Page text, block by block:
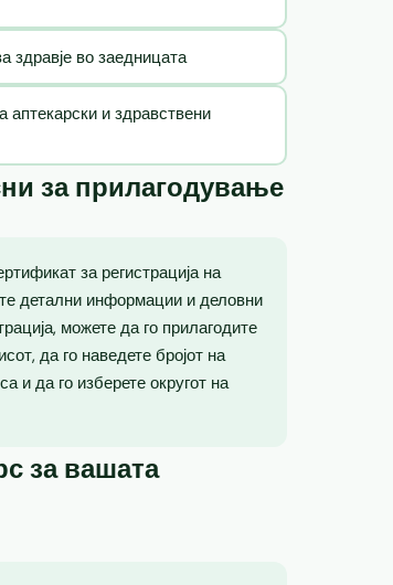
здравје во заедницата
аптекарски и здравствени
за прилагодување
за регистрација на
детални информации и деловни
можете да го прилагодите
да го наведете бројот на
и да го изберете округот на
за вашата